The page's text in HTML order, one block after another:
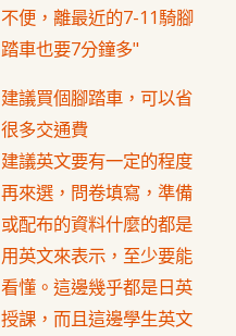
不便，離最近的7-11騎腳
踏車也要7分鐘多"
建議買個腳踏車，可以省
很多交通費
建議英文要有一定的程度
再來選，問卷填寫，準備
或配布的資料什麼的都是
用英文來表示，至少要能
看懂。這邊幾乎都是日英
授課，而且這邊學生英文